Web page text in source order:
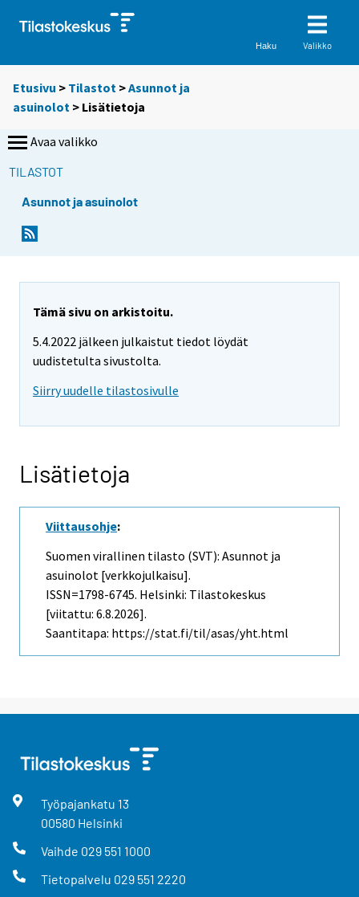
Haku Valikko
Etusivu > Tilastot >Asunnot ja
asuinolot > Lisätietoja
Avaa valikko
TILASTOT
Asunnot ja asuinolot
Tämä sivu on arkistoitu.
5.4.2022 jälkeen julkaistut tiedot löydät
uudistetulta sivustolta.
Siirry uudelle tilastosivulle
Lisätietoja
Viittausohje:
Suomen virallinen tilasto (SVT): Asunnot ja
asuinolot [verkkojulkaisu].
ISSN=1798-6745. Helsinki: Tilastokeskus
[viitattu: 6.8.2026].
Saantitapa: https://stat.fi/til/asas/yht.html
Työpajankatu 13
00580 Helsinki
Vaihde 029 551 1000
Tietopalvelu 029 551 2220